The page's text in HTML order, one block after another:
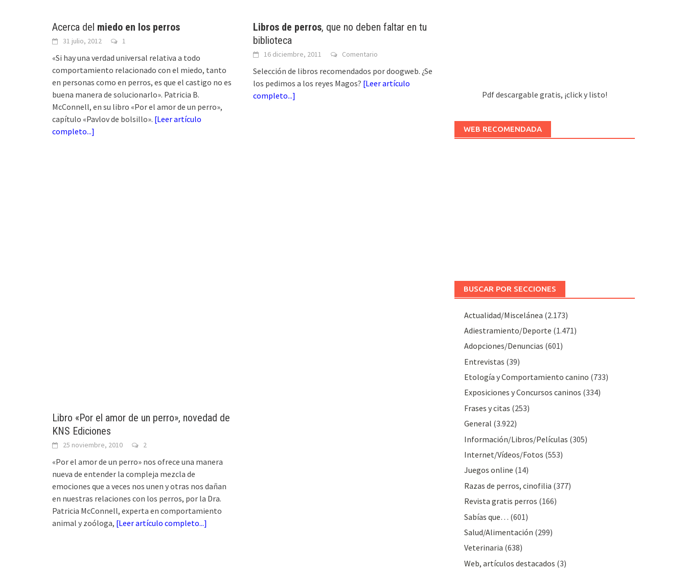
Acerca del miedo en los perros
31 julio, 2012 1
«Si hay una verdad universal relativa a todo
comportamiento relacionado con el miedo, tanto
en personas como en perros, es que el castigo no es
buena manera de solucionarlo». Patricia B.
McConnell, en su libro «Por el amor de un perro»,
capítulo «Pavlov de bolsillo». [Leer artículo
completo...]
Libros de perros, que no deben faltar en tu
biblioteca
16 diciembre, 2011 Comentario
Selección de libros recomendados por doogweb. ¿Se
los pedimos a los reyes Magos? [Leer artículo
completo...]
Libro «Por el amor de un perro», novedad de
KNS Ediciones
25 noviembre, 2010 2
«Por el amor de un perro» nos ofrece una manera
nueva de entender la compleja mezcla de
emociones que a veces nos unen y otras nos dañan
en nuestras relaciones con los perros, por la Dra.
Patricia McConnell, experta en comportamiento
animal y zoóloga, [Leer artículo completo...]
Pdf descargable gratis, ¡click y listo!
WEB RECOMENDADA
BUSCAR POR SECCIONES
Actualidad/Miscelánea (2.173)
Adiestramiento/Deporte (1.471)
Adopciones/Denuncias (601)
Entrevistas (39)
Etología y Comportamiento canino (733)
Exposiciones y Concursos caninos (334)
Frases y citas (253)
General (3.922)
Información/Libros/Películas (305)
Internet/Vídeos/Fotos (553)
Juegos online (14)
Razas de perros, cinofilia (377)
Revista gratis perros (166)
Sabías que… (601)
Salud/Alimentación (299)
Veterinaria (638)
Web, artículos destacados (3)